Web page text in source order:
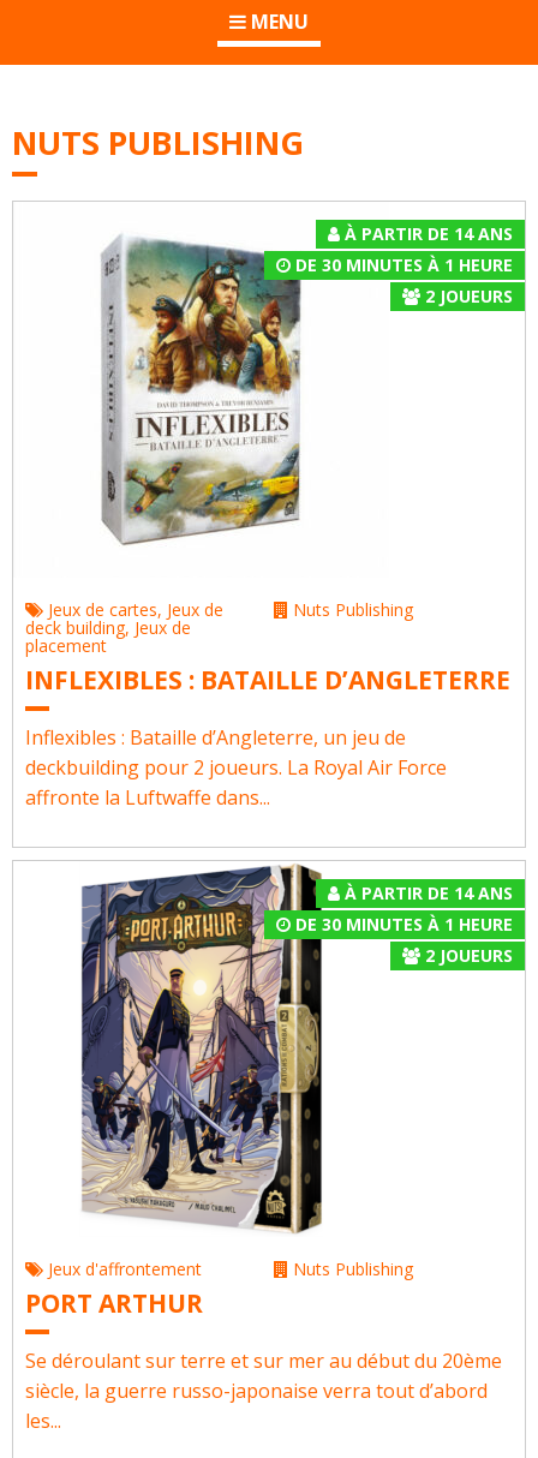
MENU
NUTS PUBLISHING
À PARTIR DE 14 ANS
DE 30 MINUTES À 1 HEURE
2JOUEURS
Jeux de cartes, Jeux de
deck building, Jeux de
placement
Nuts Publishing
INFLEXIBLES : BATAILLE D’ANGLETERRE
Inflexibles : Bataille d’Angleterre, un jeu de
deckbuilding pour 2 joueurs. La Royal Air Force
affronte la Luftwaffe dans...
À PARTIR DE 14 ANS
DE 30 MINUTES À 1 HEURE
2JOUEURS
Jeux d'affrontement Nuts Publishing
PORT ARTHUR
Se déroulant sur terre et sur mer au début du 20ème
siècle, la guerre russo-japonaise verra tout d’abord
les...